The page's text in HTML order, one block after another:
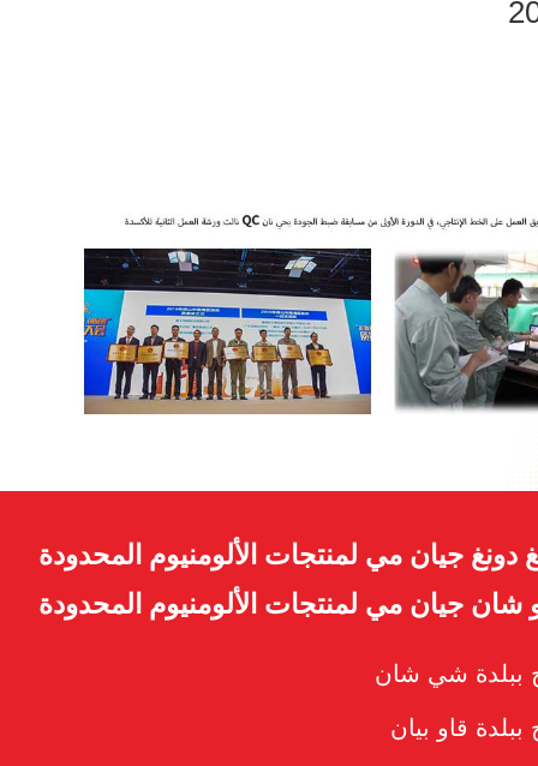
دونغ جيان مي لمنتجات الألومنيوم المحدودة
جيان مي لمنتجات الألومنيوم المحدودة
ببلدة شي شان
ببلدة قاو بيان